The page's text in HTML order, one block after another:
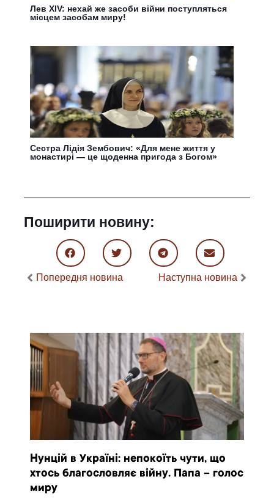
Лев XIV: нехай же засоби війни поступляться
місцем засобам миру!
Сестра Лідія Зембович: «Для мене життя у
монастирі — це щоденна пригода з Богом»
Поширити новину:
Попередня новина Наступна новина
Нунцій в Україні: непокоїть чути, що
хтось благословляє війну. Папа – голос
миру